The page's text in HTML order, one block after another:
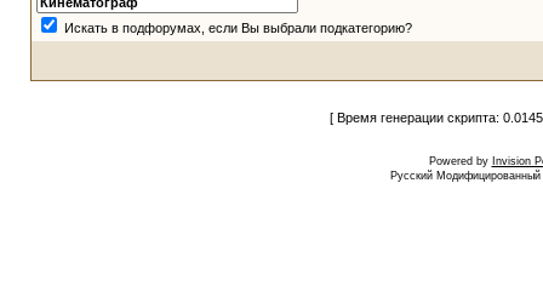
Искать в подфорумах, если Вы выбрали подкатегорию?
[ Время генерации скрипта:
Powered by Invision
Русский